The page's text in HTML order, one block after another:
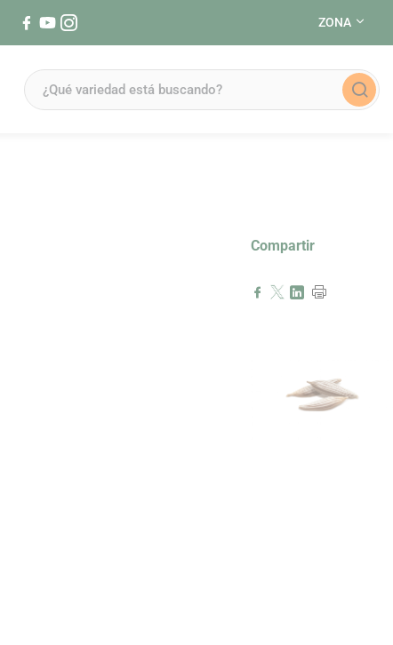
Síguenos en Facebook (se abre en una nueva ventana)
Síguenos en YouTube (se abre en una nueva ventana)
Síguenos en Instagram (se abre en una nueva ventana)
ZONA
Compartir